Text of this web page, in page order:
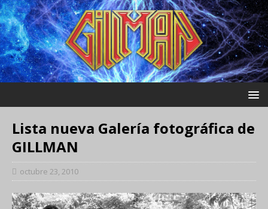
Lista nueva Galería fotográfica de
GILLMAN
octubre 23, 2010